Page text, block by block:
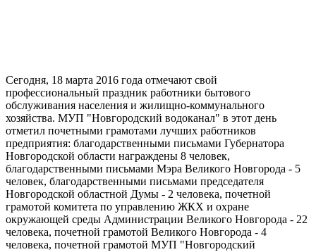
Сегодня, 18 марта 2016 года отмечают свой
профессиональный праздник работники бытового
обслуживания населения и жилищно-коммунального
хозяйства. МУП "Новгородский водоканал" в этот день
отметил почетными грамотами лучших работников
предприятия: благодарственными письмами Губернатора
Новгородской области награждены 8 человек,
благодарственными письмами Мэра Великого Новгорода - 5
человек, благодарственными письмами председателя
Новгородской областной Думы - 2 человека, почетной
грамотой комитета по управлению ЖКХ и охране
окружающей среды Администрации Великого Новгорода - 22
человека, почетной грамотой Великого Новгорода - 4
человека, почетной грамотой МУП "Новгородский